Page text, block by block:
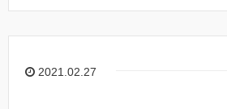
2021.02.27